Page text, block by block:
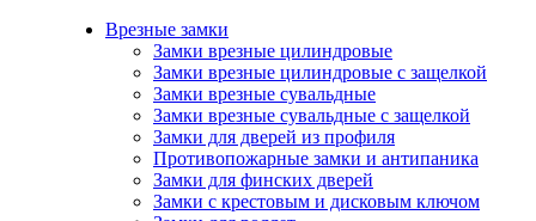
Врезные замки
Замки врезные цилиндровые
Замки врезные цилиндровые с защелкой
Замки врезные сувальдные
Замки врезные сувальдные с защелкой
Замки для дверей из профиля
Противопожарные замки и антипаника
Замки для финских дверей
Замки с крестовым и дисковым ключом